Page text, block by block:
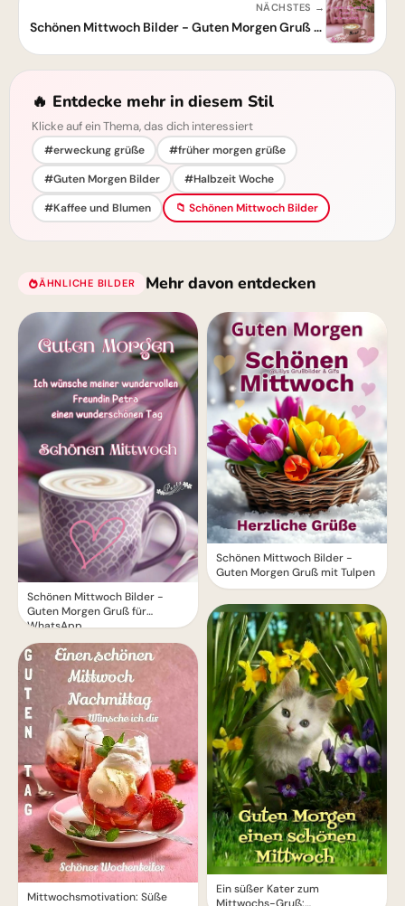
NÄCHSTES →
Schönen Mittwoch Bilder - Guten Morgen Gruß für Whatsapp
🔥 Entdecke mehr in diesem Stil
Klicke auf ein Thema, das dich interessiert
#erweckung grüße
#früher morgen grüße
#Guten Morgen Bilder
#Halbzeit Woche
#Kaffee und Blumen
📁 Schönen Mittwoch Bilder
ÄHNLICHE BILDER Mehr davon entdecken
Schönen Mittwoch Bilder -
Guten Morgen Gruß für
WhatsApp
Mittwochsmotivation: Süße
Schönen Mittwoch Bilder -
Guten Morgen Gruß mit Tulpen
Ein süßer Kater zum